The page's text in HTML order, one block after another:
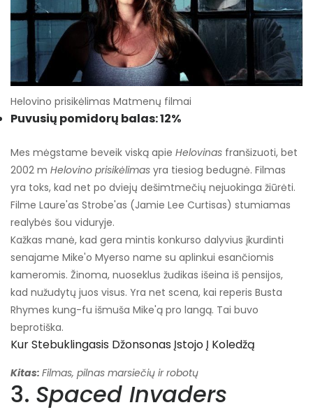
Helovino prisikėlimas Matmenų filmai
Puvusių pomidorų balas: 12%
Mes mėgstame beveik viską apie Helovinas franšizuoti, bet
2002 m Helovino prisikėlimas yra tiesiog bedugnė. Filmas
yra toks, kad net po dviejų dešimtmečių nejuokinga žiūrėti.
Filme Laure'as Strobe'as (Jamie Lee Curtisas) stumiamas
realybės šou viduryje.
Kažkas manė, kad gera mintis konkurso dalyvius įkurdinti
senajame Mike'o Myerso name su aplinkui esančiomis
kameromis. Žinoma, nuoseklus žudikas išeina iš pensijos,
kad nužudytų juos visus. Yra net scena, kai reperis Busta
Rhymes kung-fu išmuša Mike'ą pro langą. Tai buvo
beprotiška.
Kur Stebuklingasis Džonsonas Įstojo Į Koledžą
Kitas: Filmas, pilnas marsiečių ir robotų
3. Spaced Invaders